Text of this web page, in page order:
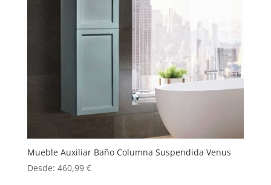
Mueble Auxiliar Baño Columna Suspendida Venus
Desde: 460,99 €